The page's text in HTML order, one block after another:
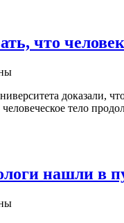
что
доказали,
тело
нашли в